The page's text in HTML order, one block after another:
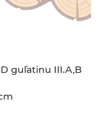
guľatinu III.A,B